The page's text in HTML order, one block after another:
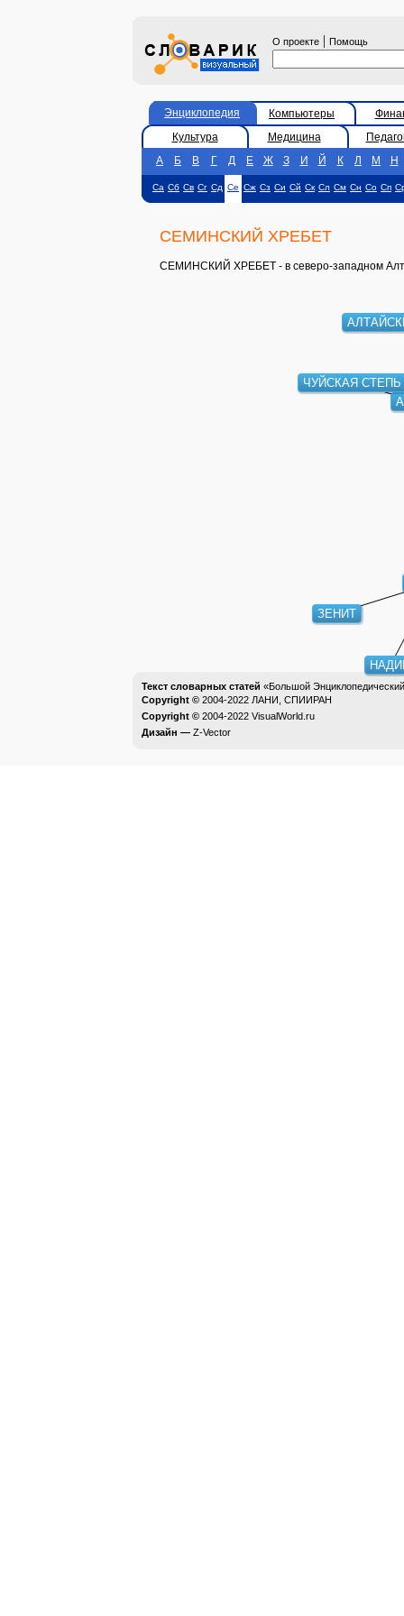
О проекте | Помощь
Энциклопедия Компьютеры
Культура
Медицина
А
Б В Г Д Е Ж З И Й К Л М Н
Са Сб Св Сг Сд Се Сж Сз Си Сй Ск Сл См Сн Со Сп
СЕМИНСКИЙ ХРЕБЕТ
СЕМИНСКИЙ ХРЕБЕТ - в северо-западном
ЧУЙСКАЯ СТЕПЬ
ЗЕНИТ
Текст словарных статей «Большой
Copyright © 2004-2022 ЛАНИ, СПИИРАН
Copyright © 2004-2022 VisualWorld.ru
Дизайн — Z-Vector